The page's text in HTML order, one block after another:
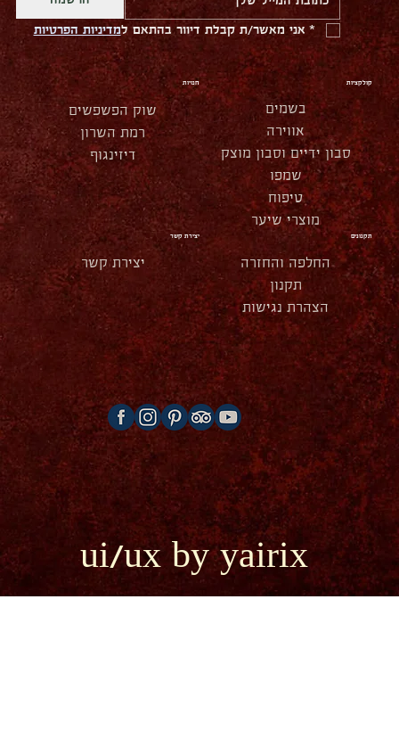
תקנונים
החלפה והחזרה
תקנון
הצהרת נגישות
חנויות
שוק הפשפשים
רמת השרון
דיזינגוף
יצירת קשר
יצירת קשר
קולקציות
בשמים
אווירה
סבון ידיים וסבון מוצק
שמפו
טיפוח
מוצרי שיער
* אני מאשר/ת קבלת דיוור בהתאם למדיניות הפרטיות
ui/ux by yairix